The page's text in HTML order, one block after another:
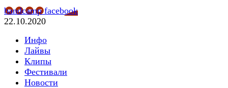
bandcampfacebook
22.10.2020
Инфо
Лайвы
Клипы
Фестивали
Новости